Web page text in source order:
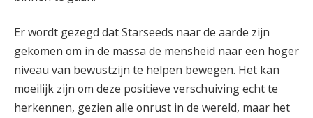
Er wordt gezegd dat Starseeds naar de aarde zijn
gekomen om in de massa de mensheid naar een hoger
niveau van bewustzijn te helpen bewegen. Het kan
moeilijk zijn om deze positieve verschuiving echt te
herkennen, gezien alle onrust in de wereld, maar het